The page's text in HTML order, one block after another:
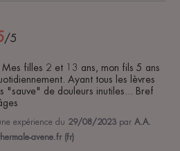
/5
Mes filles 2 et 13 ans, mon fils 5 ans
Ayant tous les lèvres
"sauve" de douleurs inutiles... Bref
expérience du 29/08/2023 par A.A.
avene.fr (fr)